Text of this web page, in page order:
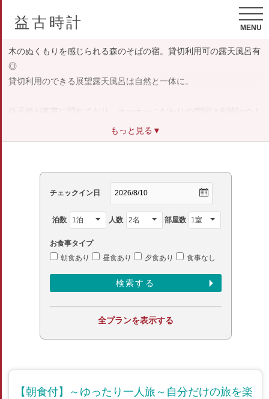
益古時計 MENU
木のぬくもりを感じられる森のそばの宿。貸切利用可の露天風呂有
◎
貸切利用のできる展望露天風呂は自然と一体に。
益子焼が客室に隠れており、オーナーこだわりの空間は古時計のよ
時間を忘れゆっくりとお過ごしいただけます。
1Fには益子焼ギャラリーがあります。
もっと見る▼
チェックイン日
泊数 人数 部屋数
お食事タイプ
朝食あり
昼食あり 夕食あり 食事なし
全プランを表示する
【朝食付】～ゆったり一人旅～自分だけの旅を楽